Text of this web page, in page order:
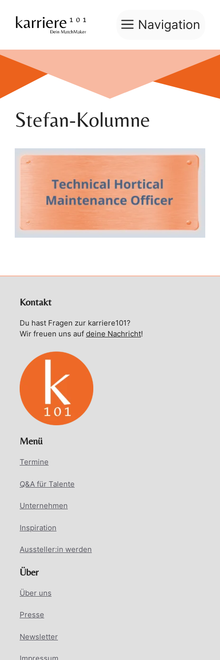
Inhalt
springen
Navigation
Stefan-Kolumne
Kontakt
Du hast Fragen zur karriere101?
Wir freuen uns auf deine Nachricht!
Menü
Termine
Q&A für Talente
Unternehmen
Inspiration
Aussteller:in werden
Über
Über uns
Presse
Newsletter